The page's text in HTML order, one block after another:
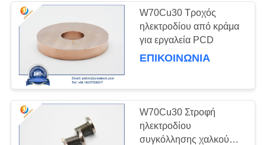
SITEMAP
PRIVACY
POLICY
προϊόντα κραμάτων
βολφραμίου
W70Cu30 Τροχός
ηλεκτροδίου από κράμα
για εργαλεία PCD
ΕΠΙΚΟΙΝΩΝΊΑ
W70Cu30 Στροφή
ηλεκτροδίου
συγκόλλησης χαλκού